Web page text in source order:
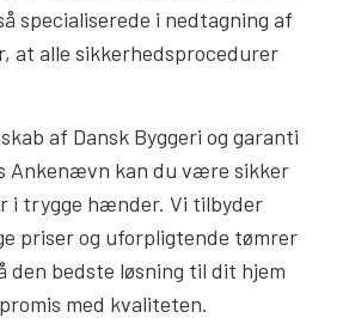
specialiserede i nedtagning af
at alle sikkerhedsprocedurer
af Dansk Byggeri og garanti
Ankenævn kan du være sikker
i trygge hænder. Vi tilbyder
priser og uforpligtende tømrer
den bedste løsning til dit hjem
med kvaliteten.